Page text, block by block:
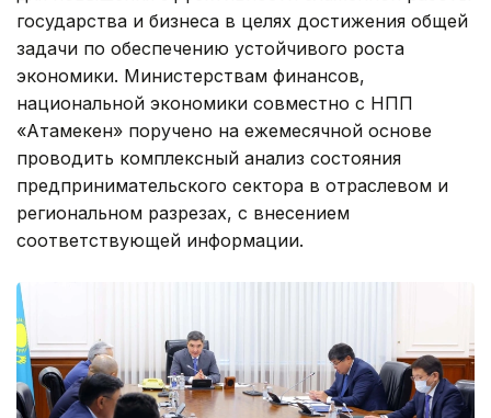
государства и бизнеса в целях достижения общей
задачи по обеспечению устойчивого роста
экономики. Министерствам финансов,
национальной экономики совместно с НПП
«Атамекен» поручено на ежемесячной основе
проводить комплексный анализ состояния
предпринимательского сектора в отраслевом и
региональном разрезах, с внесением
соответствующей информации.